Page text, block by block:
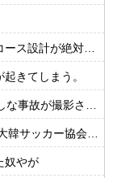
対におかしい（笑）
きてしまう。
が撮影される。
は一切発生していない」
奴やが